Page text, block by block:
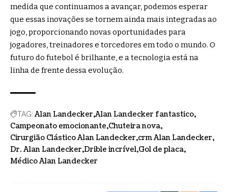
medida que continuamos a avançar, podemos esperar
que essas inovações se tornem ainda mais integradas ao
jogo, proporcionando novas oportunidades para
jogadores, treinadores e torcedores em todo o mundo. O
futuro do futebol é brilhante, e a tecnologia está na
linha de frente dessa evolução.
TAG: Alan Landecker Alan Landecker fantastico
Campeonato emocionante Chuteira nova
Cirurgião Clástico Alan Landecker crm Alan Landecker
Dr. Alan Landecker Drible incrível Gol de placa
Médico Alan Landecker